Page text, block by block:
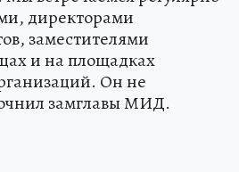
директорами
заместителями
и на площадках
Он не
замглавы МИД.